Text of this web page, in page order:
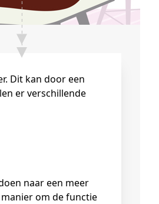
Dit kan door een
er verschillende
naar een meer
om de functie